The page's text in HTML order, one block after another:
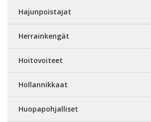
Hajunpoistajat
Herrainkengät
Hoitovoiteet
Hollannikkaat
Huopapohjalliset